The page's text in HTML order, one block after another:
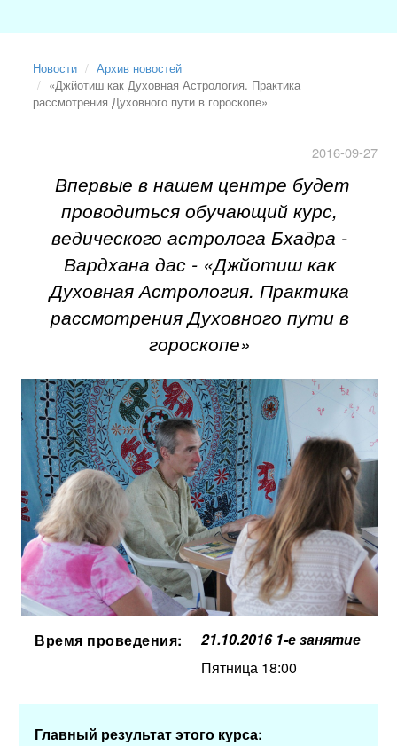
Новости
Архив новостей
«Джйотиш как Духовная Астрология. Практика
рассмотрения Духовного пути в гороскопе»
2016-09-27
Впервые в нашем центре будет
проводиться обучающий курс,
ведического астролога Бхадра -
Вардхана дас - «Джйотиш как
Духовная Астрология. Практика
рассмотрения Духовного пути в
гороскопе»
Время проведения:
21.10.2016 1-е занятие
Пятница 18:00
Главный результат этого курса: